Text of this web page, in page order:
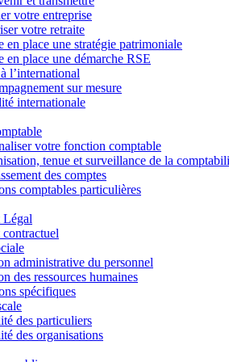
votre entreprise
votre retraite
en place une stratégie patrimoniale
en place une démarche RSE
l’international
sur mesure
internationale
votre fonction comptable
tenue et surveillance de la
des comptes
comptables particulières
administrative du personnel
des ressources humaines
spécifiques
des particuliers
des organisations